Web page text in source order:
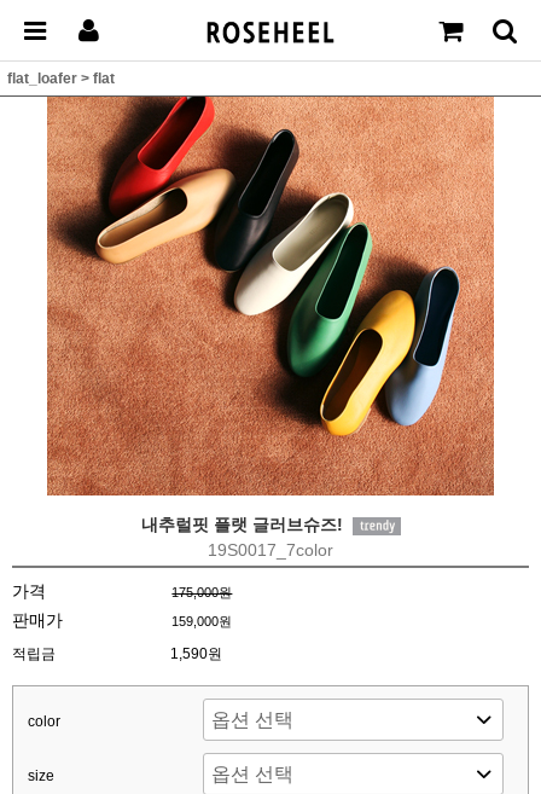
flat_loafer > flat
내추럴핏 플랫 글러브슈즈!
19S0017_7color
가격 175,000원
판매가 159,000원
적립금 1,590원
color
size